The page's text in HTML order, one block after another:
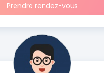
Prendre rendez-vous